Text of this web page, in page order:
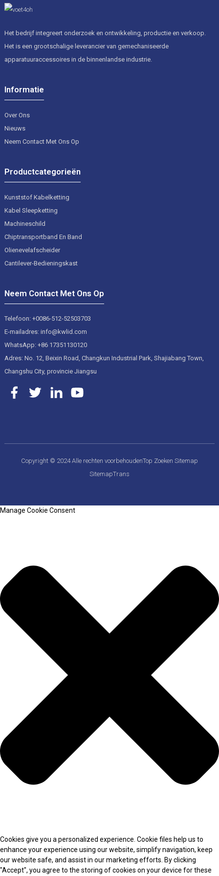
Het bedrijf integreert onderzoek en ontwikkeling, productie en verkoop.
Het is een grootschalige leverancier van gemechaniseerde
apparatuuraccessoires in de binnenlandse industrie.
Informatie
Over Ons
Nieuws
Neem Contact Met Ons Op
Productcategorieën
Kunststof Kabelketting
Kabel Sleepketting
Machineschild
Chiptransportband En Band
Olienevelafscheider
Cantilever-Bedieningskast
Neem Contact Met Ons Op
Telefoon: +0086-512-52503703
E-mailadres: info@kwlid.com
WhatsApp: +86 17351130120
Adres: No. 12, Beixin Road, Changkun Industrial Park, Shajiabang Town,
Changshu City, provincie Jiangsu
Copyright © 2024 Alle rechten voorbehoudenTop Zoeken Sitemap
SitemapTrans
Manage Cookie Consent
Cookies give you a personalized experience. Cookie files help us to
enhance your experience using our website, simplify navigation, keep
our website safe, and assist in our marketing efforts. By clicking
"Accept", you agree to the storing of cookies on your device for these